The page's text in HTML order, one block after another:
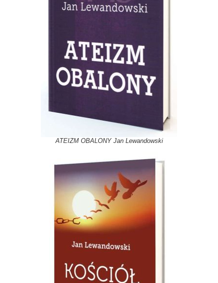
ATEIZM OBALONY Jan Lewandowski